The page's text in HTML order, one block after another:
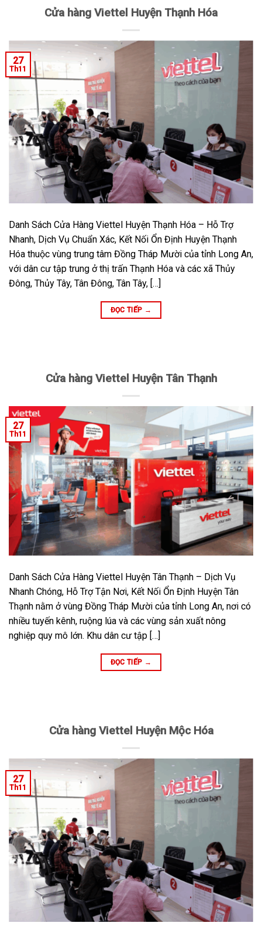
Cửa hàng Viettel Huyện Thạnh Hóa
27
Th11
Danh Sách Cửa Hàng Viettel Huyện Thạnh Hóa – Hỗ Trợ
Nhanh, Dịch Vụ Chuẩn Xác, Kết Nối Ổn Định Huyện Thạnh
Hóa thuộc vùng trung tâm Đồng Tháp Mười của tỉnh Long An,
với dân cư tập trung ở thị trấn Thạnh Hóa và các xã Thủy
Đông, Thủy Tây, Tân Đông, Tân Tây, […]
ĐỌC TIẾP →
Cửa hàng Viettel Huyện Tân Thạnh
27
Th11
Danh Sách Cửa Hàng Viettel Huyện Tân Thạnh – Dịch Vụ
Nhanh Chóng, Hỗ Trợ Tận Nơi, Kết Nối Ổn Định Huyện Tân
Thạnh nằm ở vùng Đồng Tháp Mười của tỉnh Long An, nơi có
nhiều tuyến kênh, ruộng lúa và các vùng sản xuất nông
nghiệp quy mô lớn. Khu dân cư tập […]
ĐỌC TIẾP →
Cửa hàng Viettel Huyện Mộc Hóa
27
Th11